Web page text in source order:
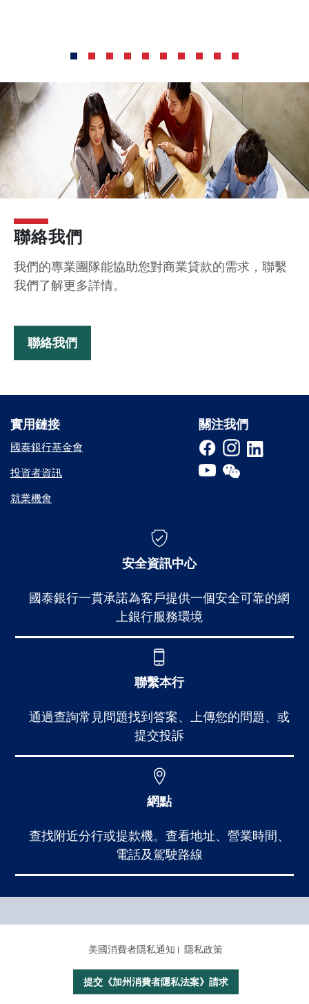
聯絡我們
我們的專業團隊能協助您對商業貸款的需求，聯繫
我們了解更多詳情。
聯絡我們
關注我們
實用鏈接
實用鏈接
國泰銀行基金會
投資者資訊
就業機會
安全資訊中心
國泰銀行一貫承諾為客戶提供一個安全可靠的網
上銀行服務環境
聯繫本行
通過查詢常見問題找到答案、上傳您的問題、或
提交投訴
網點
查找附近分行或提款機。查看地址、營業時間、
電話及駕駛路線
個人銀行
美國消費者隱私通知 隱私政策
提交《加州消費者隱私法案》請求